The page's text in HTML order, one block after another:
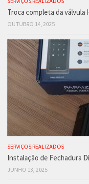
Troca completa da válvula
OUTUBRO 14, 2025
SERVIÇOS REALIZADOS
Instalação de Fechadura
JUNHO 13, 2025